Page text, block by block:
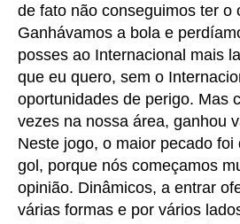
de fato não conseguimos ter o
Ganhávamos a bola e
posses ao Internacional mais
que eu quero, sem o
oportunidades de perigo. Mas
vezes na nossa área, ganhou
Neste jogo, o maior pecado foi
gol, porque nós começamos
opinião. Dinâmicos, a entrar
várias formas e por vários